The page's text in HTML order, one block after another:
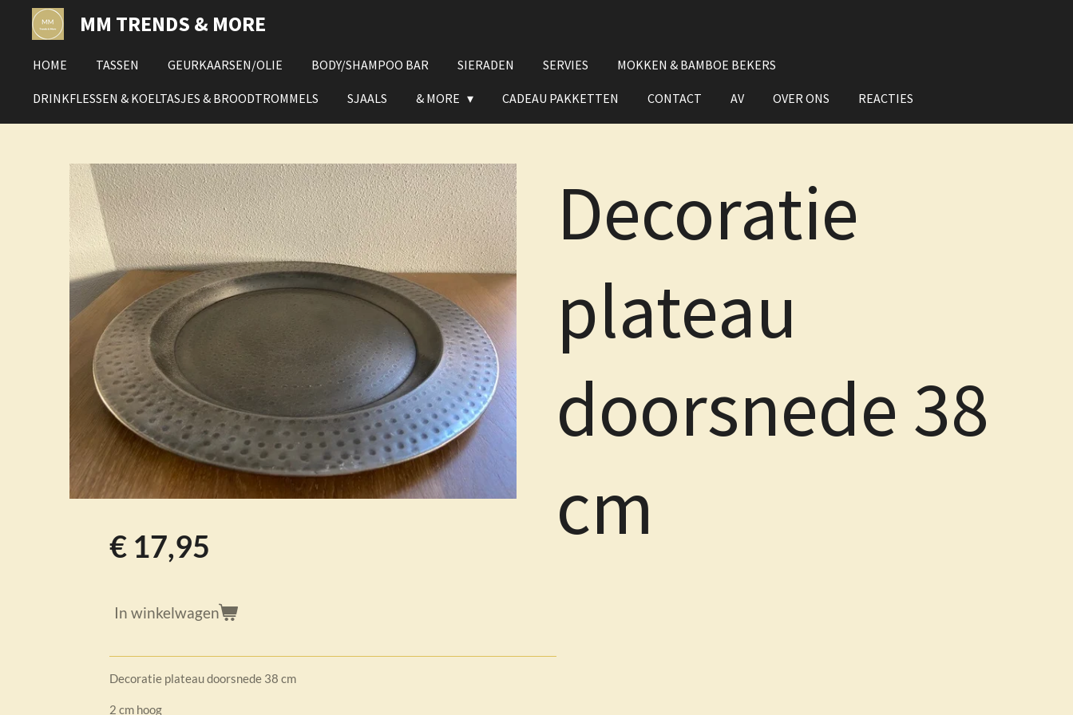
direct
hoofdinhoud
MM TRENDS & MORE
HOME TASSEN GEURKAARSEN/OLIE BODY/SHAMPOO BAR SIERADEN SERVIES MOKKEN & BAMBOE BEKERS
DRINKFLESSEN & KOELTASJES & BROODTROMMELS SJAALS & MORE CADEAU PAKKETTEN CONTACT AV OVER ONS REACTIES
Decoratie
plateau
doorsnede 38
cm
€ 17,95
In winkelwagen
Decoratie plateau doorsnede 38 cm
2 cm hoog